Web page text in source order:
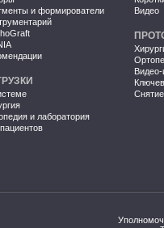
и формирователи
и лаборатория
Видео
Видео-